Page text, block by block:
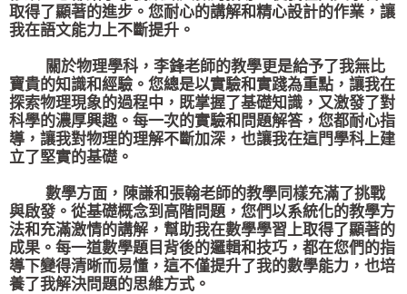
取得了顯著的進步。您耐心的講解和精心設計的作業，讓
我在語文能力上不斷提升。
關於物理學科，李鋒老師的教學更是給予了我無比
寶貴的知識和經驗。您總是以實驗和實踐為重點，讓我在
探索物理現象的過程中，既掌握了基礎知識，又激發了對
科學的濃厚興趣。每一次的實驗和問題解答，您都耐心指
導，讓我對物理的理解不斷加深，也讓我在這門學科上建
立了堅實的基礎。
數學方面，陳謙和張翰老師的教學同樣充滿了挑戰
與啟發。從基礎概念到高階問題，您們以系統化的教學方
法和充滿激情的講解，幫助我在數學學習上取得了顯著的
成果。每一道數學題目背後的邏輯和技巧，都在您們的指
導下變得清晰而易懂，這不僅提升了我的數學能力，也培
養了我解決問題的思維方式。